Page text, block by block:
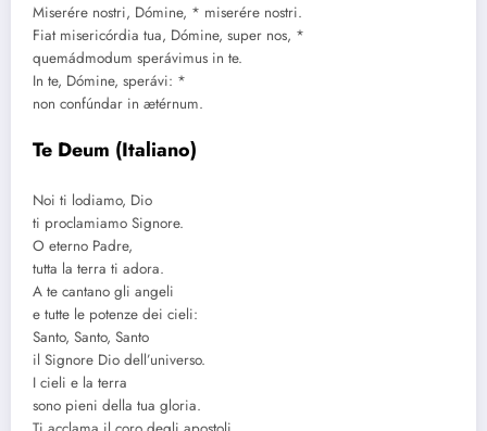
Miserére nostri, Dómine, * miserére nostri.
Fiat misericórdia tua, Dómine, super nos, *
quemádmodum sperávimus in te.
In te, Dómine, sperávi: *
non confúndar in ætérnum.
Te Deum (Italiano)
Noi ti lodiamo, Dio
ti proclamiamo Signore.
O eterno Padre,
tutta la terra ti adora.
A te cantano gli angeli
e tutte le potenze dei cieli:
Santo, Santo, Santo
il Signore Dio dell’universo.
I cieli e la terra
sono pieni della tua gloria.